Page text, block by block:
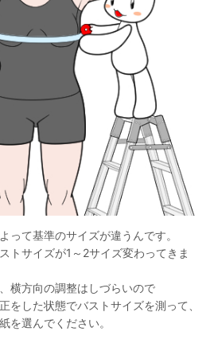
って基準のサイズが違うんです。
トサイズが1～2サイズ変わってきま
横方向の調整はしづらいので
をした状態でバストサイズを測って、
を選んでください。